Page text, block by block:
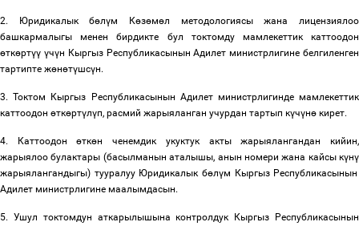
2. Юридикалык бөлүм Көзөмөл методологиясы жана лицензиялоо
башкармалыгы менен бирдикте бул токтомду мамлекеттик каттоодон
өткөртүү үчүн Кыргыз Республикасынын Адилет министрлигине белгиленген
тартипте жөнөтүшсүн.
3. Токтом Кыргыз Республикасынын Адилет министрлигинде мамлекеттик
каттоодон өткөртүлүп, расмий жарыяланган учурдан тартып күчүнө кирет.
4. Каттоодонөткөн ченемдик укуктук акты жарыялангандан кийин,
жарыялоо булактары (басылманын аталышы, анын номери жана кайсы күнү
жарыялангандыгы) тууралуу Юридикалык бөлүм Кыргыз Республикасынын
Адилет министрлигине маалымдасын.
5. Ушул токтомдун аткарылышына контролдук Кыргыз Республикасынын